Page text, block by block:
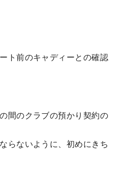
ト前のキャディーとの確認
間のクラブの預かり契約の
らないように、初めにきち